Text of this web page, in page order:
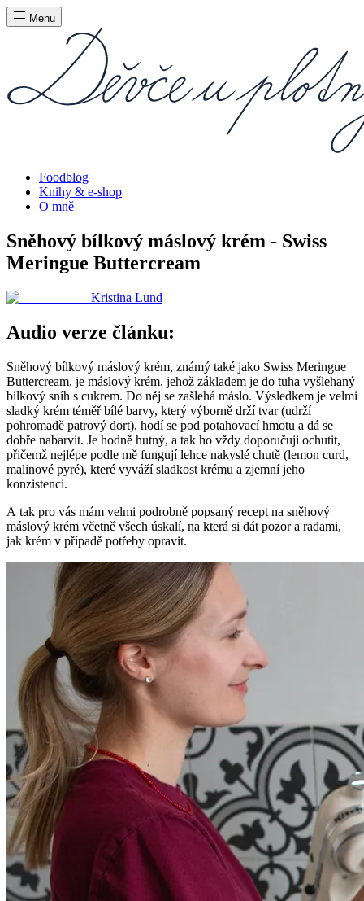
Menu
Foodblog
Knihy & e-shop
O mně
Sněhový bílkový máslový krém - Swiss
Meringue Buttercream
Kristina Lund
Audio verze článku:
Sněhový bílkový máslový krém, známý také jako Swiss Meringue
Buttercream, je máslový krém, jehož základem je do tuha vyšlehaný
bílkový sníh s cukrem. Do něj se zašlehá máslo. Výsledkem je velmi
sladký krém téměř bílé barvy, který výborně drží tvar (udrží
pohromadě patrový dort), hodí se pod potahovací hmotu a dá se
dobře nabarvit. Je hodně hutný, a tak ho vždy doporučuji ochutit,
přičemž nejlépe podle mě fungují lehce nakyslé chutě (lemon curd,
malinové pyré), které vyváží sladkost krému a zjemní jeho
konzistenci.
A tak pro vás mám velmi podrobně popsaný recept na sněhový
máslový krém včetně všech úskalí, na která si dát pozor a radami,
jak krém v případě potřeby opravit.